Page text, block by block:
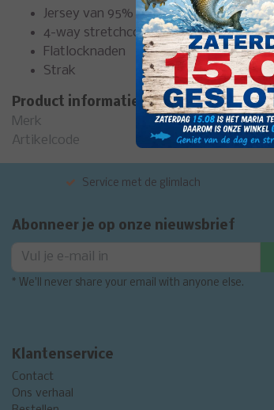
Jersey van 95% polyester, 5% spandex
4-way stretchconstructie
Flatlocknaden
Strak
Product informatie
Merk
Artikelcode
Service met de glimlach
Abonneer je op onze nieuwsbrief
* We'll never share your email with anyone else.
Klantenservice
Contact
Ons verhaal